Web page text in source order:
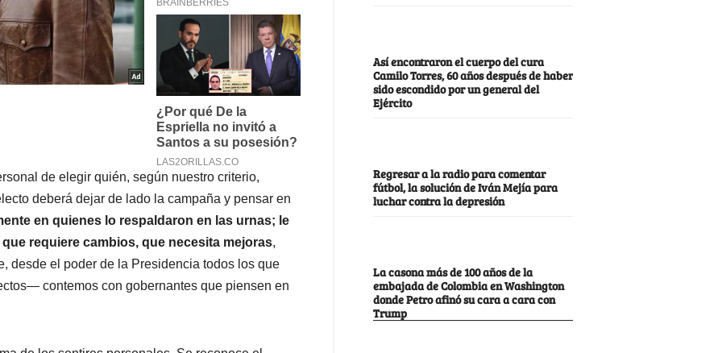
de elegir quién, según nuestro criterio,
deberá dejar de lado la campaña y pensar en
en quienes lo respaldaron en las urnas; le
requiere cambios, que necesita mejoras,
desde el poder de la Presidencia todos los que
contemos con gobernantes que piensen en
Así encontraron el cuerpo del cura
Camilo Torres, 60 años después de haber
sido escondido por un general del
Ejército
Regresar a la radio para comentar
fútbol, la solución de Iván Mejía para
luchar contra la depresión
La casona más de 100 años de la
embajada de Colombia en Washington
donde Petro afinó su cara a cara con
Trump